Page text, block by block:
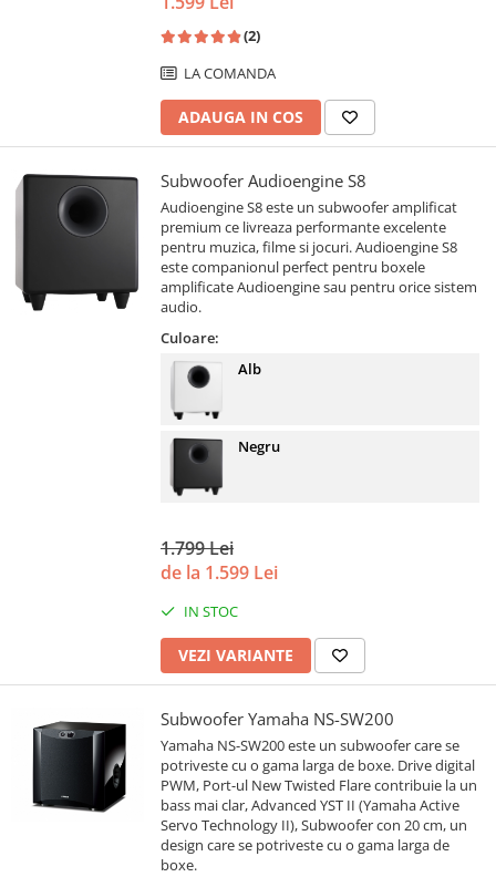
(2)
LA COMANDA
ADAUGA IN COS
Subwoofer Audioengine S8
Audioengine S8 este un subwoofer amplificat
premium ce livreaza performante excelente
pentru muzica, filme si jocuri. Audioengine S8
este companionul perfect pentru boxele
amplificate Audioengine sau pentru orice sistem
audio.
Culoare:
Alb
Negru
1.799 Lei
de la 1.599 Lei
IN STOC
VEZI VARIANTE
Subwoofer Yamaha NS-SW200
Yamaha NS-SW200 este un subwoofer care se
potriveste cu o gama larga de boxe. Drive digital
PWM, Port-ul New Twisted Flare contribuie la un
bass mai clar, Advanced YST II (Yamaha Active
Servo Technology II), Subwoofer con 20 cm, un
design care se potriveste cu o gama larga de
boxe.